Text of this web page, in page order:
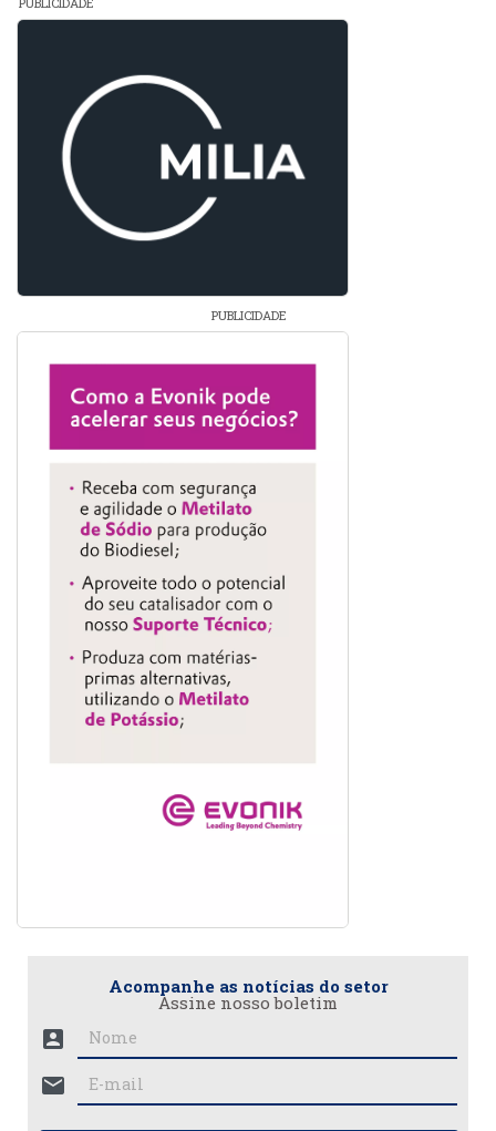
PUBLICIDADE
Acompanhe as notícias do setor
Assine nosso boletim
account_box
mail